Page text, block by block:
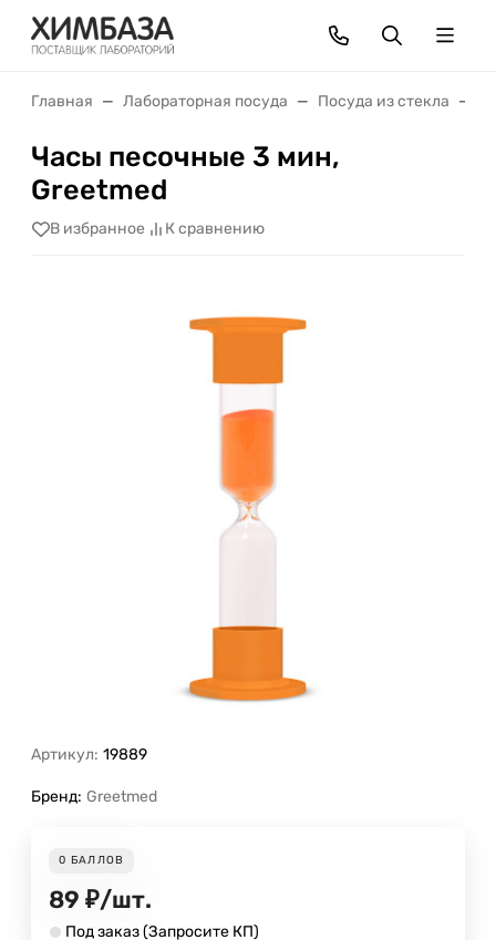
Главная Лабораторная посуда Посуда из стекла
Часы песочные 3 мин,
Greetmed
В избранное К сравнению
Артикул: 19889
Бренд: Greetmed
0 БАЛЛОВ
89 ₽/шт.
Под заказ (Запросите КП)